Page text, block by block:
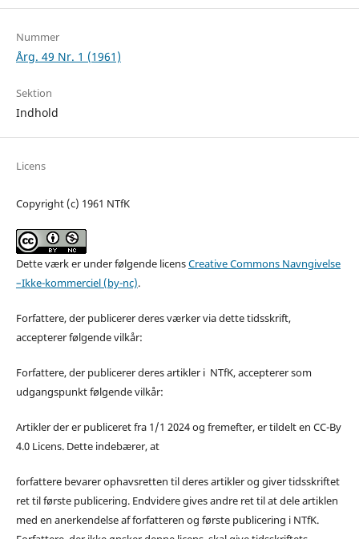
Nummer
Årg. 49 Nr. 1 (1961)
Sektion
Indhold
Licens
Copyright (c) 1961 NTfK
Dette værk er under følgende licensCreative Commons Navngivelse
–Ikke-kommerciel (by-nc).
Forfattere, der publicerer deres værker via dette tidsskrift,
accepterer følgende vilkår:
Forfattere, der publicerer deres artikler i NTfK, accepterer som
udgangspunkt følgende vilkår:
Artikler der er publiceret fra 1/1 2024 og fremefter, er tildelt en CC-By
4.0 Licens. Dette indebærer, at
forfattere bevarer ophavsretten til deres artikler og giver tidsskriftet
ret til første publicering. Endvidere gives andre ret til at dele artiklen
med en anerkendelse af forfatteren og første publicering i NTfK.